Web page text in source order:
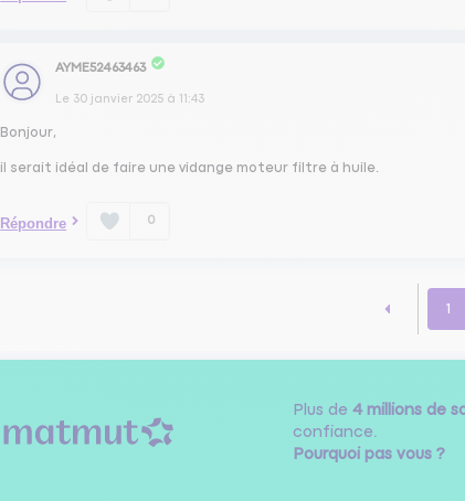
AYME52463463
Le 30 janvier 2025 à 11:43
Bonjour,
il serait idéal de faire une vidange moteur filtre à huile.
Répondre 0
1
Plus de 4 millions de
confiance.
Pourquoi pas vous ?